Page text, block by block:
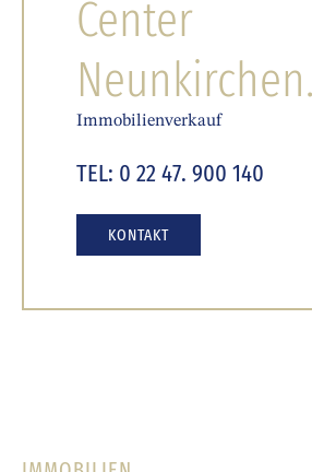
Center
Neunkirchen.
Immobilienverkauf
TEL: 0 22 47. 900 140
KONTAKT